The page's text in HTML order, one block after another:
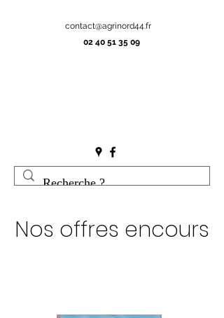
contact@agrinord44.fr
02 40 51 35 09
Nos offres encours